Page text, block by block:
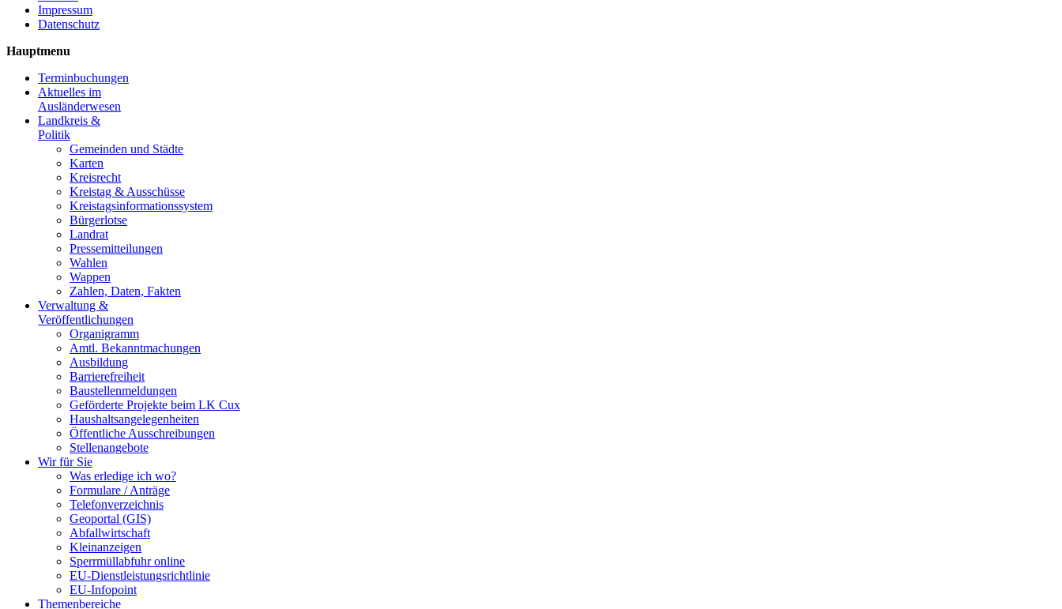
Impressum
Datenschutz
Hauptmenu
Terminbuchungen
Aktuelles im
Ausländerwesen
Landkreis &
Politik
Gemeinden und Städte
Karten
Kreisrecht
Kreistag & Ausschüsse
Kreistagsinformationssystem
Bürgerlotse
Landrat
Pressemitteilungen
Wahlen
Wappen
Zahlen, Daten, Fakten
Verwaltung &
Veröffentlichungen
Organigramm
Amtl. Bekanntmachungen
Ausbildung
Barrierefreiheit
Baustellenmeldungen
Geförderte Projekte beim LK Cux
Haushaltsangelegenheiten
Öffentliche Ausschreibungen
Stellenangebote
Wir für Sie
Was erledige ich wo?
Formulare / Anträge
Telefonverzeichnis
Geoportal (GIS)
Abfallwirtschaft
Kleinanzeigen
Sperrmüllabfuhr online
EU-Dienstleistungsrichtlinie
EU-Infopoint
Themenbereiche